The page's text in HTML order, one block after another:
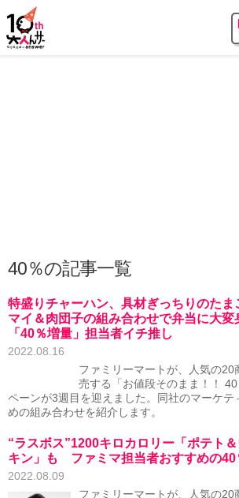
40％の記事一覧
特盛りチャーハン、具材ぎっちりのたま
マイ＆肉団子の組み合わせで弁当に大
「40％増量」担当者イチ推し
2022.08.16
ファミリーマートが、人気の20
売する「お値段そのまま！！
ペーンが3週目を迎えました。同社のマーケテ
めの組み合わせを紹介します。
“ラスボス”1200キロカロリー「ポテト
キン」も ファミマ担当者おすすめの40
2022.08.09
ファミリーマートが、人気の20